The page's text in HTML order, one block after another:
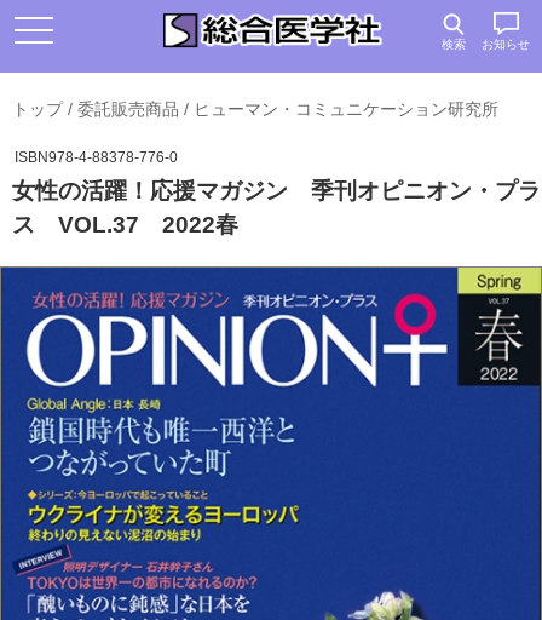
検索 お知らせ
トップ/ 委託販売商品 / ヒューマン・コミュニケーション研究所
ISBN978-4-88378-776-0
女性の活躍！応援マガジン 季刊オピニオン・プラ
ス VOL.37 2022春